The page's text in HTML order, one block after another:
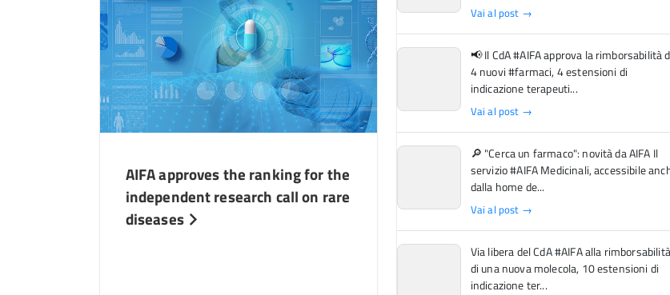
AIFA approves the ranking for the
independent research call on rare
diseases
Vai al post →
📢 Il CdA #AIFA approva la rimborsabilità
4 nuovi #farmaci, 4 estensioni di
indicazione terapeuti...
Vai al post →
🔎 "Cerca un farmaco": novità da AIFA Il
servizio #AIFA Medicinali, accessibile
dalla home de...
Vai al post →
Via libera del CdA #AIFA alla rimborsabilità
di una nuova molecola, 10 estensioni di
indicazione ter...